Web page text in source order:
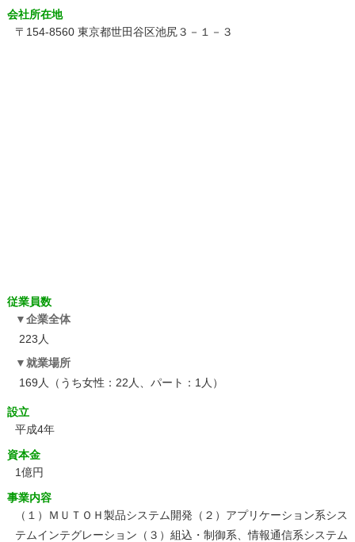
会社所在地
〒154-8560 東京都世田谷区池尻３－１－３
従業員数
企業全体
223人
就業場所
169人（うち女性：22人、パート：1人）
設立
平成4年
資本金
1億円
事業内容
（１）ＭＵＴＯＨ製品システム開発（２）アプリケーション系シス
テムインテグレーション（３）組込・制御系、情報通信系システム